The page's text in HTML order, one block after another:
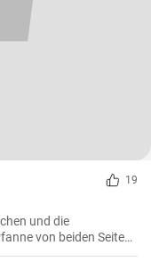
19
und die
von beiden Seiten